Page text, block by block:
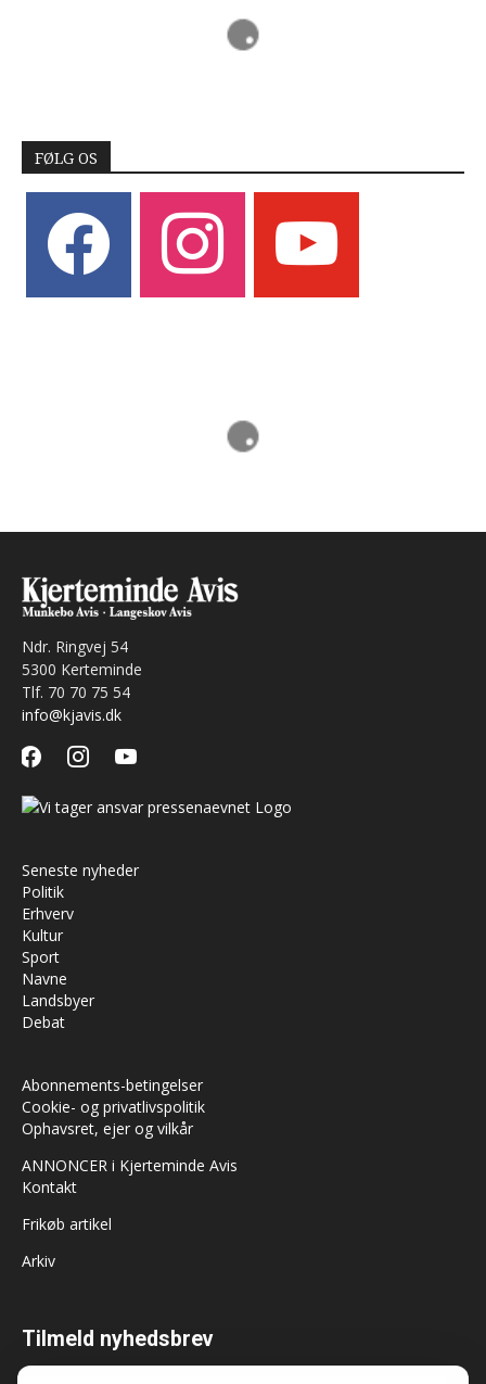
FØLG OS
instagram
Ndr. Ringvej 54
5300 Kerteminde
Tlf. 70 70 75 54
info@kjavis.dk
facebookinstagramyoutube
Seneste nyheder
Politik
Erhverv
Kultur
Sport
Navne
Landsbyer
Debat
Abonnements-betingelser
Cookie- og privatlivspolitik
Ophavsret, ejer og vilkår
ANNONCER i Kjerteminde Avis
Kontakt
Frikøb artikel
Arkiv
Tilmeld nyhedsbrev